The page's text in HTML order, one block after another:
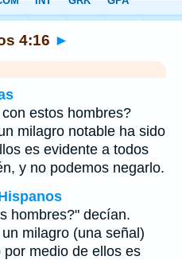
4:16 ►
estos hombres?
milagro notable ha sido
es evidente a todos
y no podemos negarlo.
hombres?" decían.
milagro (una señal)
medio de ellos es